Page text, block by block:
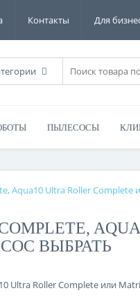
Контакты Для
ПЫЛЕСОСЫ
Aqua10 Ultra Roller
ВЫБРАТЬ